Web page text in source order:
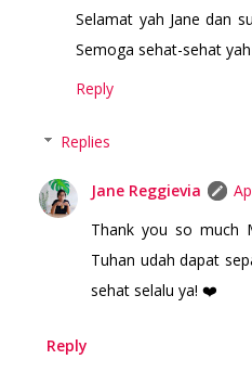
Selamat yah Jane dan
Semoga sehat-sehat
Reply
Replies
Jane Reggievia
Thank you so much
Tuhan udah dapat
sehat selalu ya! ❤️
Reply